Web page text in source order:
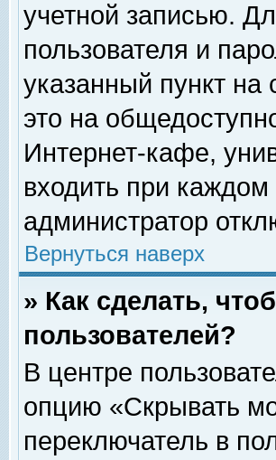
учетной записью.
пользователя и
указанный пункт
это на
Интернет-кафе,
входить при каждом
администратор
Вернуться наверх
» Как сделать,
пользователей?
В центре
опцию «Скрывать
переключатель в